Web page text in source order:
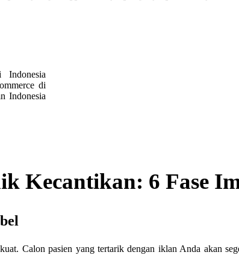
di
Indonesia
Kecantikan: 6 Fase
Calon pasien yang tertarik dengan iklan Anda akan